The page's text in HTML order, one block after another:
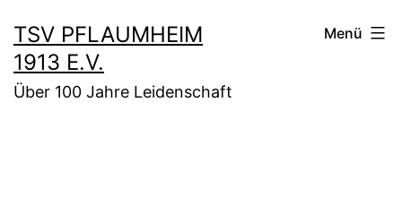
Inhalt
springen
TSV PFLAUMHEIM
1913 E.V.
Über 100 Jahre Leidenschaft
Menü